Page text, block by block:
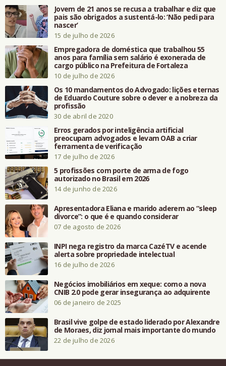
Jovem de 21 anos se recusa a trabalhar e diz que
pais são obrigados a sustentá-lo: ‘Não pedi para
nascer’
15 de julho de 2026
Empregadora de doméstica que trabalhou 55
anos para família sem salário é exonerada de
cargo público na Prefeitura de Fortaleza
10 de julho de 2026
Os 10 mandamentos do Advogado: lições eternas
de Eduardo Couture sobre o dever e a nobreza da
profissão
30 de abril de 2020
Erros gerados por inteligência artificial
preocupam advogados e levam OAB a criar
ferramenta de verificação
17 de julho de 2026
5 profissões com porte de arma de fogo
autorizado no Brasil em 2026
14 de junho de 2026
Apresentadora Eliana e marido aderem ao “sleep
divorce”: o que é e quando considerar
07 de agosto de 2026
INPI nega registro da marca CazéTV e acende
alerta sobre propriedade intelectual
16 de julho de 2026
Negócios imobiliários em xeque: como a nova
CNIB 2.0 pode gerar insegurança ao adquirente
06 de janeiro de 2025
Brasil vive golpe de estado liderado por Alexandre
de Moraes, diz jornal mais importante do mundo
22 de julho de 2026